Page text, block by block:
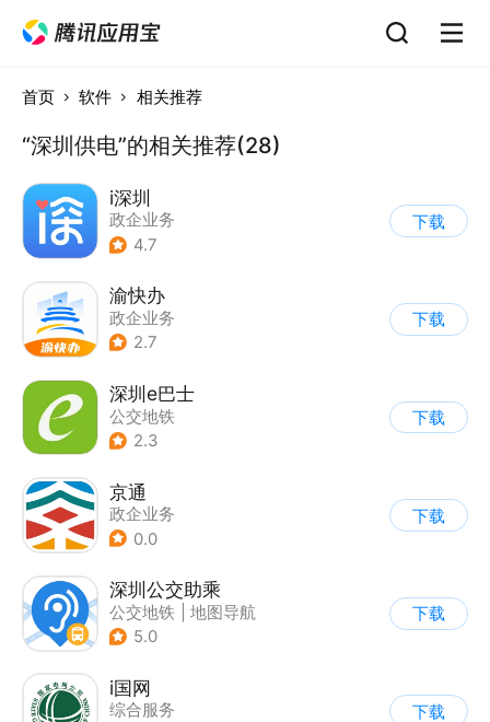
首页 软件 相关推荐
“深圳供电”的相关推荐(28)
i深圳
政企业务
4.7
下载
渝快办
政企业务
2.7
下载
深圳e巴士
公交地铁
2.3
下载
京通
政企业务
0.0
下载
深圳公交助乘
公交地铁
地图导航
5.0
下载
i国网
综合服务
下载